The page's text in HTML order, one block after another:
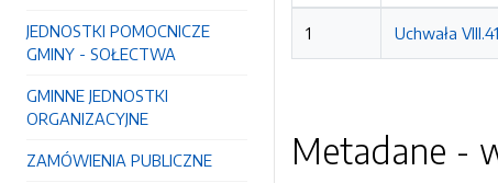
JEDNOSTKI POMOCNICZE
GMINY - SOŁECTWA
GMINNE JEDNOSTKI
ORGANIZACYJNE
ZAMÓWIENIA PUBLICZNE
1 Uchwała
Metadane -